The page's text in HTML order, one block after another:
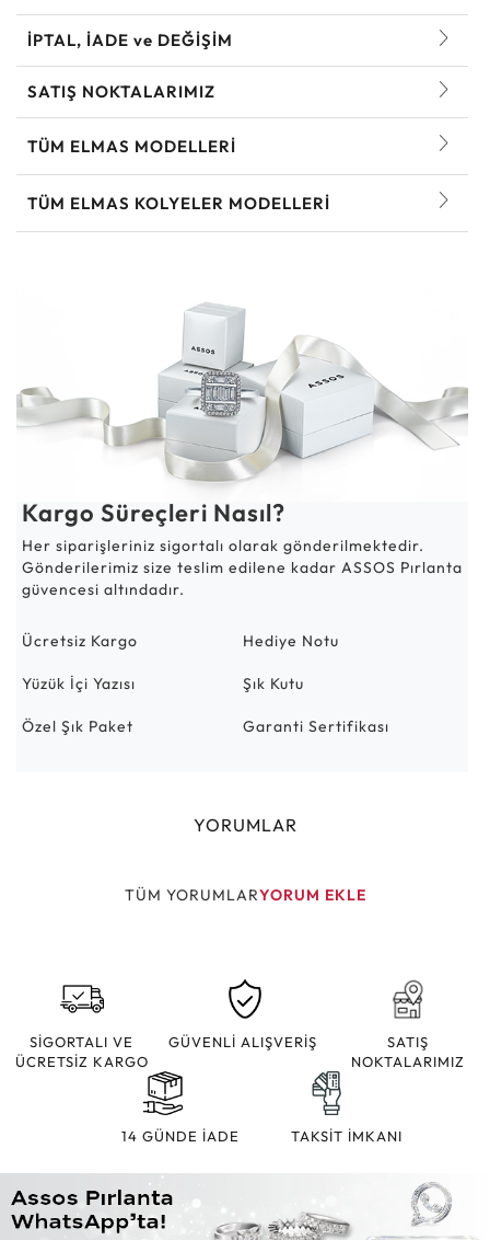
İPTAL, İADE ve DEĞİŞİM
SATIŞ NOKTALARIMIZ
TÜM ELMAS MODELLERI
TÜM ELMAS KOLYELER MODELLERI
Kargo Süreçleri Nasıl?
Her siparişleriniz sigortalı olarak gönderilmektedir.
Gönderilerimiz size teslim edilene kadar ASSOS Pırlanta
güvencesi altındadır.
Ücretsiz Kargo Hediye Notu
Yüzük İçi Yazısı Şık Kutu
Özel Şık Paket Garanti Sertifikası
YORUMLAR
TÜM YORUMLARYORUM EKLE
SİGORTALI VE
ÜCRETSİZ KARGO
GÜVENLİ ALIŞVERİŞ
SATIŞ
NOKTALARIMIZ
14 GÜNDE İADE TAKSİT İMKANI